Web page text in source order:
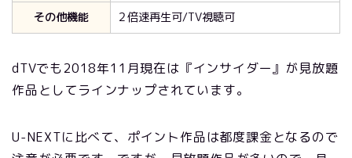
その他機能
２倍速再生可/TV視聴可
dTVでも2018年11月現在は『インサイダー』が見放題
作品としてラインナップされています。
U-NEXTに比べて、ポイント作品は都度課金となるので